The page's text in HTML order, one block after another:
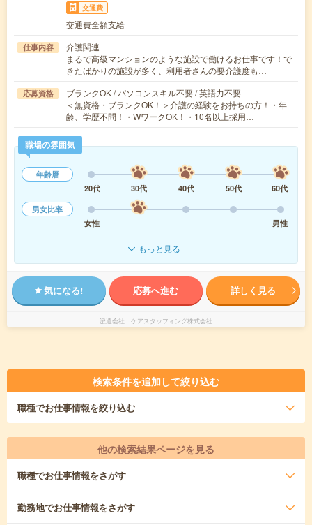
交通費
交通費全額支給
仕事内容
介護関連
まるで高級マンションのような施設で働けるお仕事です！で
きたばかりの施設が多く、利用者さんの要介護度も…
応募資格
ブランクOK / パソコンスキル不要 / 英語力不要
＜無資格・ブランクOK！＞介護の経験をお持ちの方！・年
齢、学歴不問！・WワークOK！・10名以上採用…
職場の雰囲気
年齢層
20代
30代 40代 50代
60代
男女比率
女性
男性
もっと見る
気になる! 応募へ進む 詳しく見る
派遣会社 ケアスタッフィング株式会社
検索条件を追加して絞り込む
職種でお仕事情報を絞り込む
他の検索結果ページを見る
職種でお仕事情報をさがす
勤務地でお仕事情報をさがす